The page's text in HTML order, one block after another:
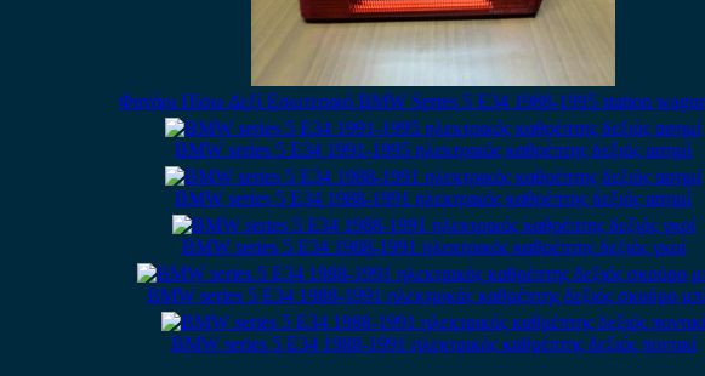
Φανάρι Πίσω Δεξί Εσωτερικό BMW Series 5 E34 1988-1995 station
BMW series 5 E34 1991-1995 ηλεκτρικός καθρέπτης δεξιός ασημί
BMW series 5 E34 1988-1991 ηλεκτρικός καθρέπτης δεξιός ασημί
BMW series 5 E34 1988-1991 ηλεκτρικός καθρέπτης δεξιός γκρί
BMW series 5 E34 1988-1991 ηλεκτρικός καθρέπτης δεξιός σκούρο
BMW series 5 E34 1988-1991 ηλεκτρικός καθρέπτης δεξιός ποντικί